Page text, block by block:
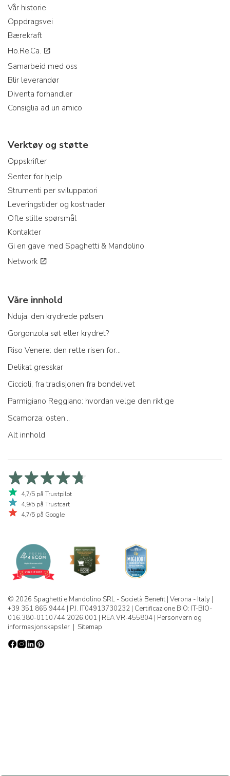
Vår historie
Oppdragsvei
Bærekraft
Ho.Re.Ca.
Samarbeid med oss
Blir leverandør
Diventa forhandler
Consiglia ad un amico
Verktøy og støtte
Oppskrifter
Senter for hjelp
Strumenti per sviluppatori
Leveringstider og kostnader
Ofte stilte spørsmål
Kontakter
Gi en gave med Spaghetti & Mandolino
Network
Våre innhold
Nduja: den krydrede pølsen
Gorgonzola søt eller krydret?
Riso Venere: den rette risen for...
Delikat gresskar
Ciccioli, fra tradisjonen fra bondelivet
Parmigiano Reggiano: hvordan velge den riktige
Scamorza: osten...
Alt innhold
4,7/5 på Trustpilot
4,9/5 på Trustcart
4,7/5 på Google
© 2026 Spaghetti e Mandolino SRL - Società Benefit | Verona - Italy |
+39 351 865 9444 | P.I. IT04913730232 | Certificazione BIO: IT-BIO-
016.380-0110744.2026.001 | REA VR-455804 | Personvern og
informasjonskapsler | Sitemap